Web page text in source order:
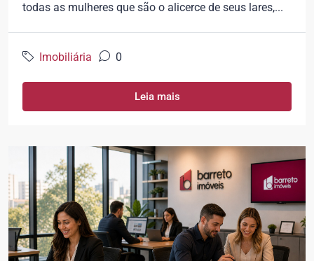
todas as mulheres que são o alicerce de seus lares,...
Imobiliária 0
Leia mais